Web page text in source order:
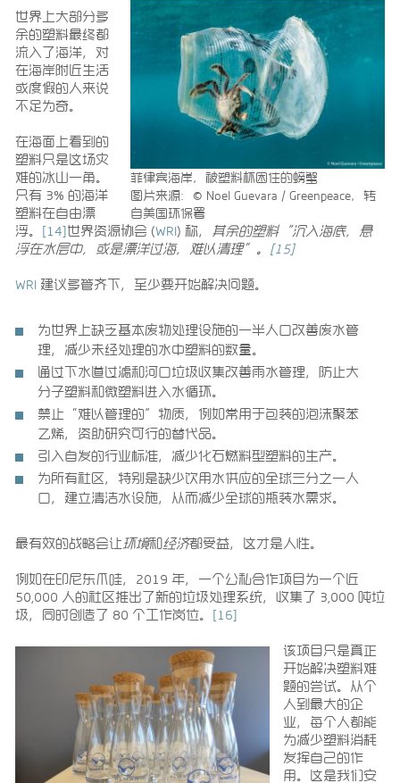
菲律宾海岸，被塑料杯困住的螃蟹
图片来源：© Noel Guevara / Greenpeace，转
自美国环保署
世界上大部分多
余的塑料最终都
流入了海洋，对
在海岸附近生活
或度假的人来说
不足为奇。
在海面上看到的
塑料只是这场灾
难的冰山一角。
只有 3% 的海洋
塑料在自由漂
浮。 [14]世界资源协会 (WRI) 称， 其余的塑料“沉入海底，悬
浮在水层中，或是漂洋过海，难以清理”。
[15]
WRI 建议多管齐下，至少要开始解决问题。
为世界上缺乏基本废物处理设施的一半人口改善废水管
理，减少未经处理的水中塑料的数量。
通过下水道过滤和河口垃圾收集改善雨水管理，防止大
分子塑料和微塑料进入水循环。
禁止“难以管理的”物质，例如常用于包装的泡沫聚苯
乙烯，资助研究可行的替代品。
引入自发的行业标准，减少化石燃料型塑料的生产。
为所有社区，特别是缺少饮用水供应的全球三分之一人
口，建立清洁水设施，从而减少全球的瓶装水需求。
最有效的战略会让 环境和经济都受益，这才是人性。
例如在印尼东爪哇，2019 年，一个公私合作项目为一个近
50,000 人的社区推出了新的垃圾处理系统，收集了 3,000 吨垃
圾，同时创造了 80 个工作岗位。 [16]
该项目只是真正
开始解决塑料难
题的尝试。从个
人到最大的企
业，每个人都能
为减少塑料消耗
发挥自己的作
用。这是我们安